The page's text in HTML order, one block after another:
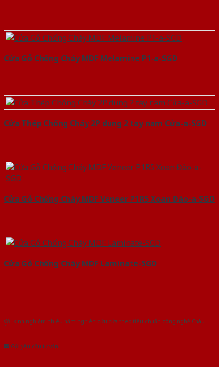
Cửa Gỗ Chống Cháy MDF Melamine P1-a-SGD
Cửa Thép Chống Cháy 2P dung 2 tay nam Cửa-a-SGD
Cửa Gỗ Chống Cháy MDF Veneer P1R5 Xoan Đào-a-SGD
Cửa Gỗ Chống Cháy MDF Laminate-SGD
Với kinh nghiệm nhiêu năm nghiên cứu cửa theo tiêu chuẩn công nghệ Châu
Gửi yêu cầu tư vấn